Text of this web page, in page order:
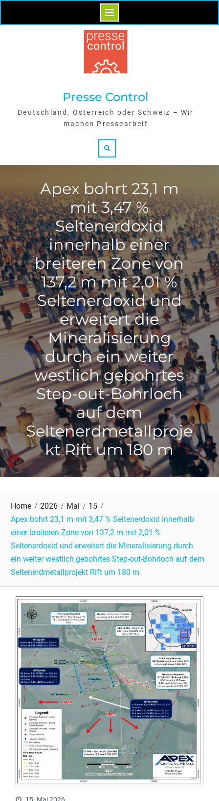
Skip
Presse Control
Deutschland, Österreich oder Schweiz – Wir
machen Pressearbeit
Apex bohrt 23,1 m
mit 3,47 %
Seltenerdoxid
innerhalb einer
breiteren Zone von
137,2 m mit 2,01 %
Seltenerdoxid und
erweitert die
Mineralisierung
durch ein weiter
westlich gebohrtes
Step-out-Bohrloch
auf dem
Seltenerdmetallproje
kt Rift um 180 m
Home 2026 Mai
15
Apex bohrt 23,1 m mit 3,47 % Seltenerdoxid innerhalb
einer breiteren Zone von 137,2 m mit 2,01 %
Seltenerdoxid und erweitert die Mineralisierung durch
ein weiter westlich gebohrtes Step-out-Bohrloch auf dem
Seltenerdmetallprojekt Rift um 180 m
15. Mai 2026